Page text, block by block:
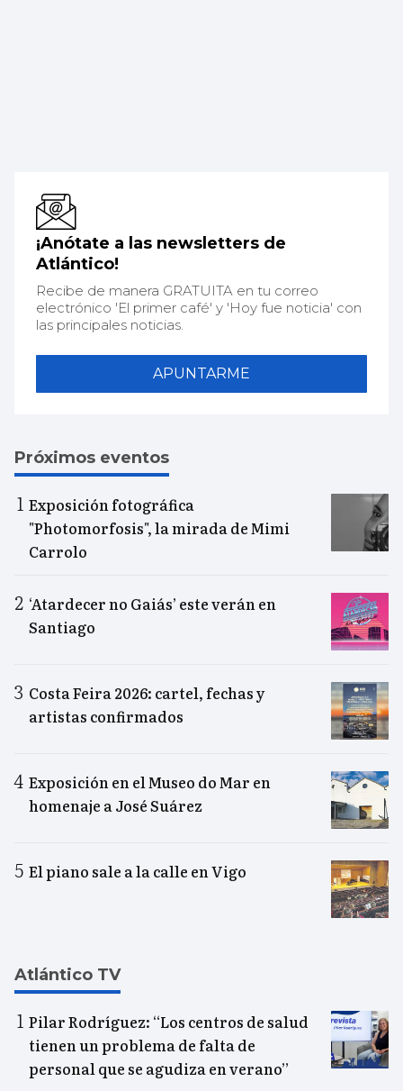
¡Anótate a las newsletters de
Atlántico!
Recibe de manera GRATUITA en tu correo
electrónico 'El primer café' y 'Hoy fue noticia' con
las principales noticias.
APUNTARME
Próximos eventos
Exposición fotográfica
"Photomorfosis", la mirada de Mimi
Carrolo
‘Atardecer no Gaiás’ este verán en
Santiago
Costa Feira 2026: cartel, fechas y
artistas confirmados
Exposición en el Museo do Mar en
homenaje a José Suárez
El piano sale a la calle en Vigo
Atlántico TV
Pilar Rodríguez: “Los centros de salud
tienen un problema de falta de
personal que se agudiza en verano”